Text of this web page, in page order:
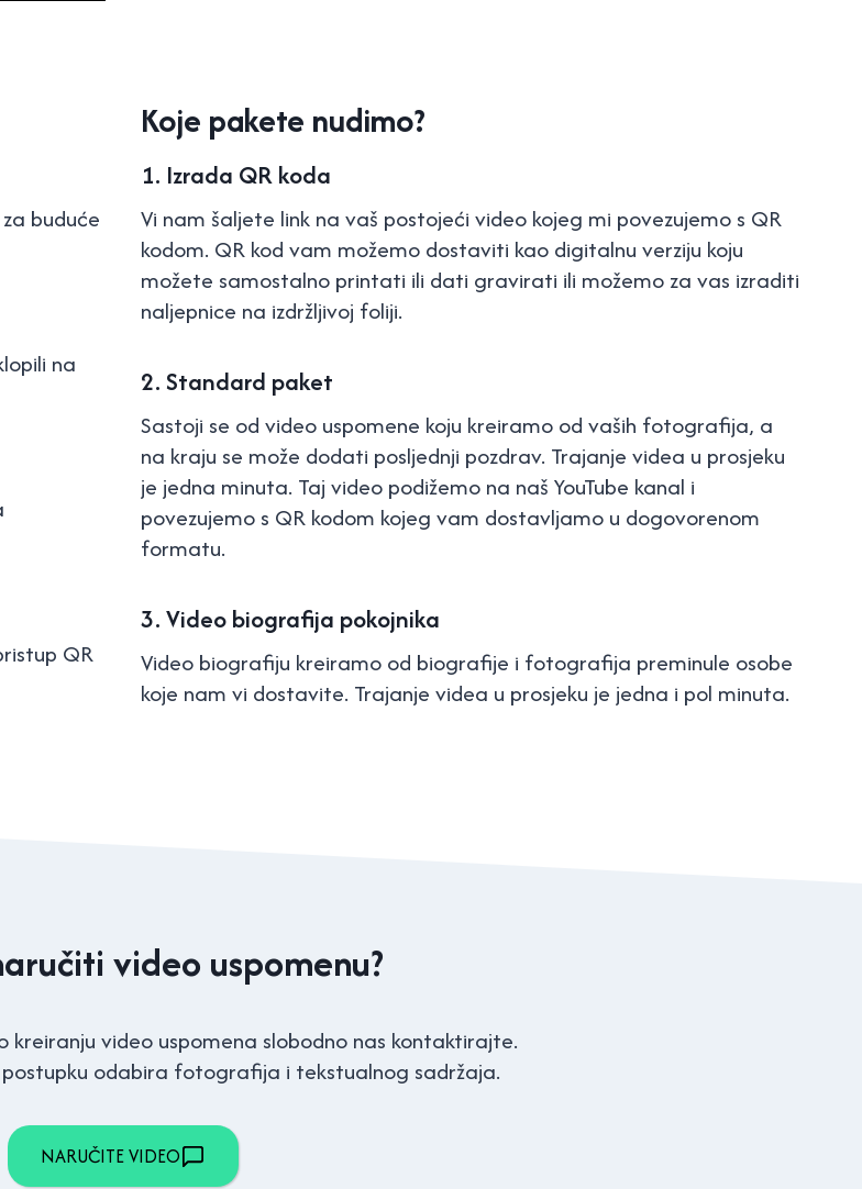
buduće
na
QR
Koje pakete nudimo?
1. Izrada QR koda
Vi nam šaljete link na vaš postojeći video kojeg mi povezujemo s QR
kodom. QR kod vam možemo dostaviti kao digitalnu verziju koju
možete samostalno printati ili dati gravirati ili možemo za vas izraditi
naljepnice na izdržljivoj foliji.
2. Standard paket
Sastoji se od video uspomene koju kreiramo od vaših fotografija, a
na kraju se može dodati posljednji pozdrav. Trajanje videa u prosjeku
je jedna minuta. Taj video podižemo na naš YouTube kanal i
povezujemo s QR kodom kojeg vam dostavljamo u dogovorenom
formatu.
3. Video biografija pokojnika
Video biografiju kreiramo od biografije i fotografija preminule osobe
koje nam vi dostavite. Trajanje videa u prosjeku je jedna i pol minuta.
video uspomenu?
video uspomena slobodno nas kontaktirajte.
odabira fotografija i tekstualnog sadržaja.
NARUČITE VIDEO